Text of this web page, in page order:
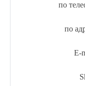
по
по
E-